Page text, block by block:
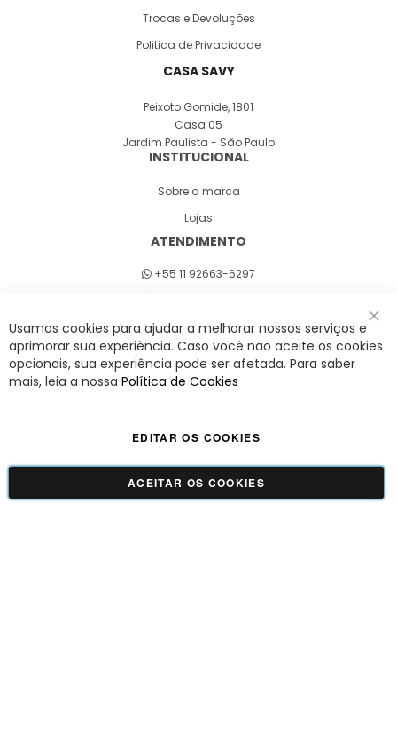
Trocas e Devoluções
Politica de Privacidade
CASA SAVY
Peixoto Gomide, 1801
Casa 05
Jardim Paulista - São Paulo
INSTITUCIONAL
Sobre a marca
Lojas
ATENDIMENTO
+55 11 92663-6297
A Savy é uma lifestyle brand. Uma marca que promove fluidez para viver
o agora com leveza, cor e estilo.
GUADALUPE COMERCIO LTDA - 42.509.755/0001-66 | Tecnologia e Design:
Usamos cookies para ajudar a melhorar nossos serviços e
aprimorar sua experiência. Caso você não aceite os cookies
opcionais, sua experiência pode ser afetada. Para saber
mais, leia a nossa Política de Cookies
ACEITAR OS COOKIES
EDITAR OS COOKIES